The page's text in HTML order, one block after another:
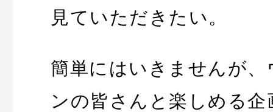
見ていただきたい。
簡単にはいきませんが
ンの皆さんと楽しめる